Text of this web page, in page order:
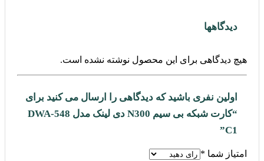
دیدگاهها
هیچ دیدگاهی برای این محصول نوشته نشده است.
اولین نفری باشید که دیدگاهی را ارسال می کنید برای
“کارت شبکه بی سیم N300 دی لینک مدل DWA-548
C1”
امتیاز شما *